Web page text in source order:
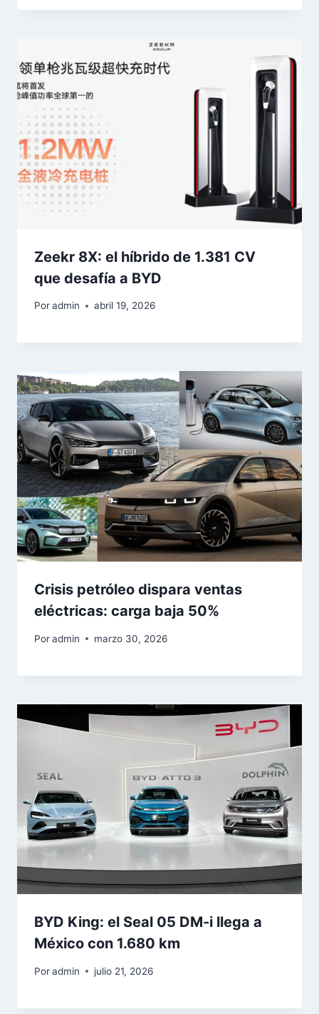
Zeekr 8X: el híbrido de 1.381 CV
que desafía a BYD
Poradmin abril 19, 2026
Crisis petróleo dispara ventas
eléctricas: carga baja 50%
Poradmin marzo 30, 2026
BYD King: el Seal 05 DM-i llega a
México con 1.680 km
Poradmin julio 21, 2026